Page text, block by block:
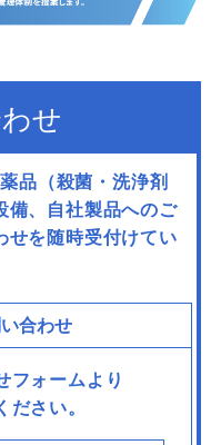
せ
品（殺菌・洗浄剤
、
自社製品へのご
せを随時受付けてい
合わせ
フォームより
ださい。